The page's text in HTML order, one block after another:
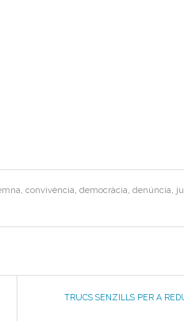
, convivència, democràcia, denúncia,
TRUCS SENZILLS PER A